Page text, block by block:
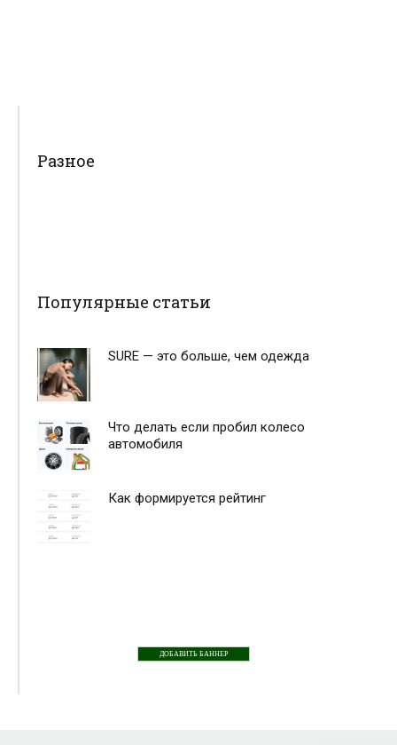
Разное
Популярные статьи
SURE — это больше, чем одежда
Что делать если пробил колесо
автомобиля
Как формируется рейтинг
ДОБАВИТЬ БАННЕР